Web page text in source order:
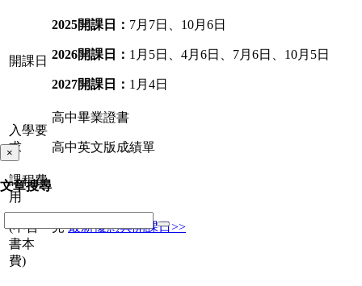
開課日
2025開課日： 7月7日、10月6日
2026開課日： 1月5日、4月6日、7月6日、10月5日
2027開課日： 1月4日
入學要
求
高中畢業證書
高中英文版成績單
課程費
用
(不含
書本
費)
見最新優惠與開課日>>
×
文章搜尋